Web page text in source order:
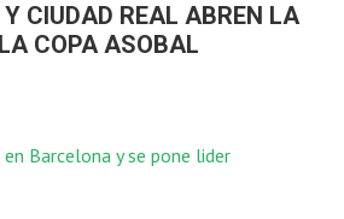
CIUDAD REAL ABREN LA
COPA ASOBAL